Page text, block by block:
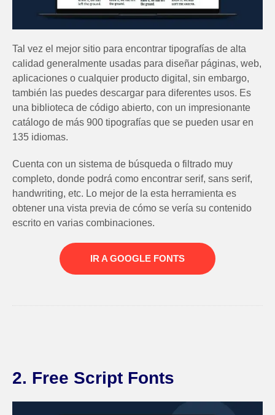
Tal vez el mejor sitio para encontrar tipografías de alta
calidad generalmente usadas para diseñar páginas, web,
aplicaciones o cualquier producto digital, sin embargo,
también las puedes descargar para diferentes usos. Es
una biblioteca de código abierto, con un impresionante
catálogo de más 900 tipografías que se pueden usar en
135 idiomas.
Cuenta con un sistema de búsqueda o filtrado muy
completo, donde podrá como encontrar serif, sans serif,
handwriting, etc. Lo mejor de la esta herramienta es
obtener una vista previa de cómo se vería su contenido
escrito en varias combinaciones.
IR A GOOGLE FONTS
2. Free Script Fonts